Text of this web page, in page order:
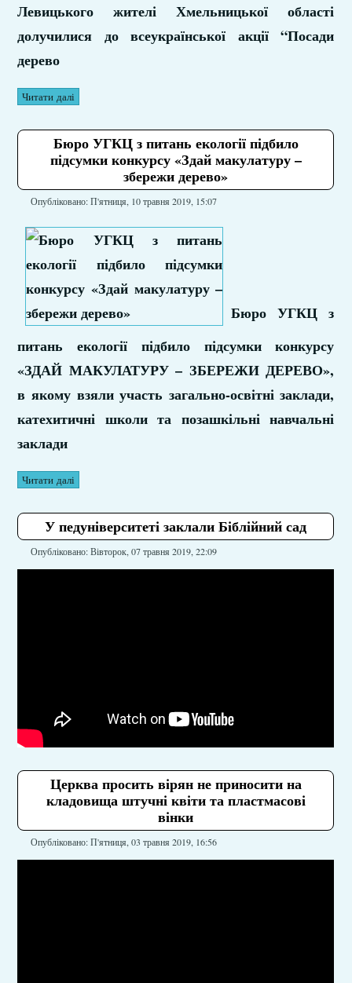
Левицького жителі Хмельницької області
долучилися до всеукраїнської акції “Посади
дерево
Читати далі
Бюро УГКЦ з питань екології підбило
підсумки конкурсу «Здай макулатуру –
збережи дерево»
Опубліковано: П'ятниця, 10 травня 2019, 15:07
Бюро УГКЦ з
питань екології підбило підсумки конкурсу
«ЗДАЙ МАКУЛАТУРУ – ЗБЕРЕЖИ ДЕРЕВО»,
в якому взяли участь загально-освітні заклади,
катехитичні школи та позашкільні навчальні
заклади
Читати далі
У педуніверситеті заклали Біблійний сад
Опубліковано: Вівторок, 07 травня 2019, 22:09
Церква просить вірян не приносити на
кладовища штучні квіти та пластмасові
вінки
Опубліковано: П'ятниця, 03 травня 2019, 16:56